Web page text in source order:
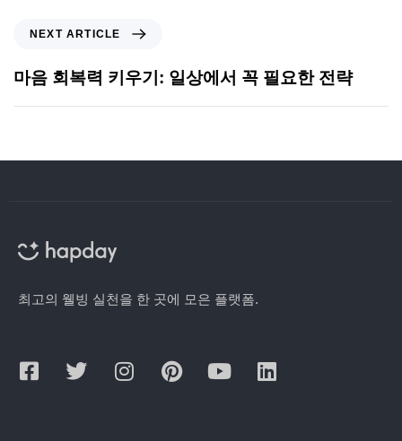
NEXT ARTICLE
마음 회복력 키우기: 일상에서 꼭 필요한 전략
최고의 웰빙 실천을 한 곳에 모은 플랫폼.